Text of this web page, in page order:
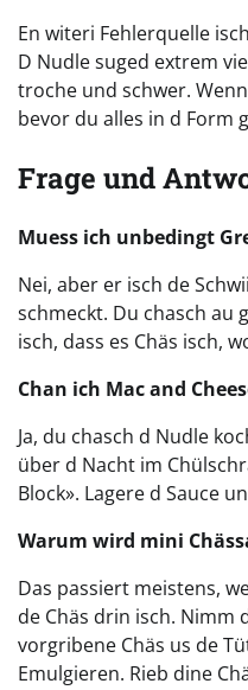
En witeri Fehlerquelle
D Nudle suged extrem
troche und schwer.
bevor du alles in d Form
Frage und
Muess ich unbedingt
Nei, aber er isch de
schmeckt. Du chasch au
isch, dass es Chäs isch,
Chan ich Mac and
Ja, du chasch d Nudle
über d Nacht im
Block». Lagere d Sauce
Warum wird mini
Das passiert meistens,
de Chäs drin isch. Nimm
vorgribene Chäs us de
Emulgieren. Rieb dine